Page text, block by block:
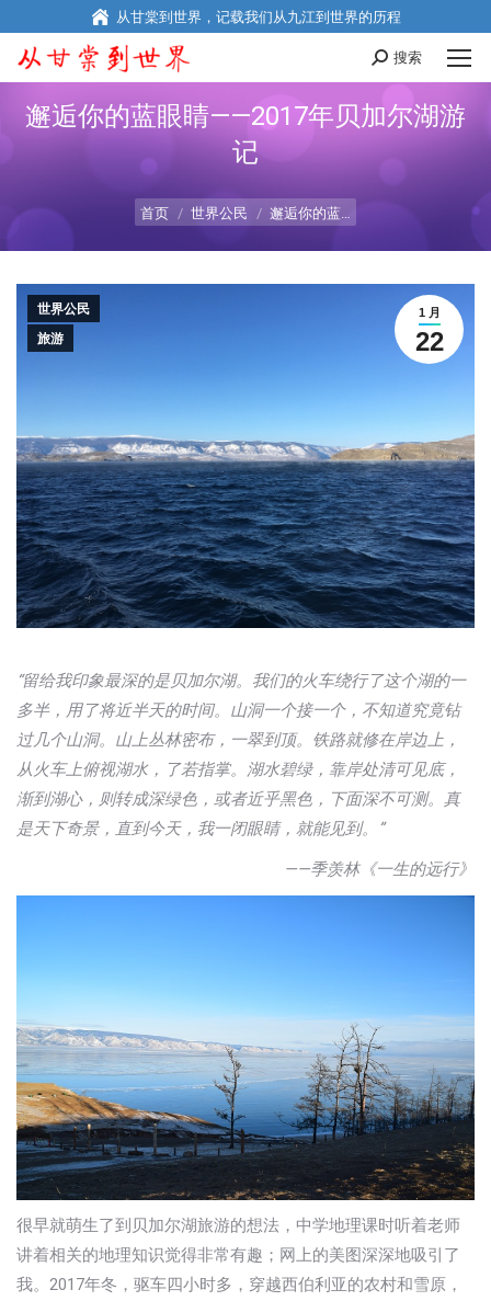
从甘棠到世界，记载我们从九江到世界的历程
Search:
搜索
邂逅你的蓝眼睛——2017年贝加尔湖游
记
首页 世界公民 邂逅你的蓝…
1 月
22
世界公民
旅游
“留给我印象最深的是贝加尔湖。我们的火车绕行了这个湖的一
多半，用了将近半天的时间。山洞一个接一个，不知道究竟钻
过几个山洞。山上丛林密布，一翠到顶。铁路就修在岸边上，
从火车上俯视湖水，了若指掌。湖水碧绿，靠岸处清可见底，
渐到湖心，则转成深绿色，或者近乎黑色，下面深不可测。真
是天下奇景，直到今天，我一闭眼睛，就能见到。”
——季羡林《一生的远行》
很早就萌生了到贝加尔湖旅游的想法，中学地理课时听着老师
讲着相关的地理知识觉得非常有趣；网上的美图深深地吸引了
我。2017年冬，驱车四小时多，穿越西伯利亚的农村和雪原，